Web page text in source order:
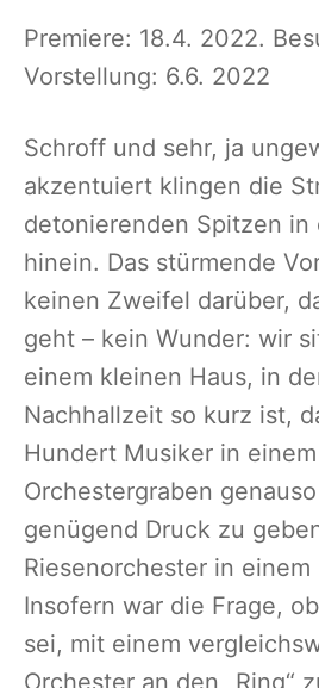
Premiere: 18.4. 2022.
Vorstellung: 6.6. 2022
Schroff und sehr, ja
akzentuiert klingen die
detonierenden Spitzen in
hinein. Das stürmende
keinen Zweifel darüber,
geht – kein Wunder: wir
einem kleinen Haus, in
Nachhallzeit so kurz ist,
Hundert Musiker in
Orchestergraben
genügend Druck zu
Riesenorchester in einem
Insofern war die Frage,
sei, mit einem
Orchester an den „Ring“